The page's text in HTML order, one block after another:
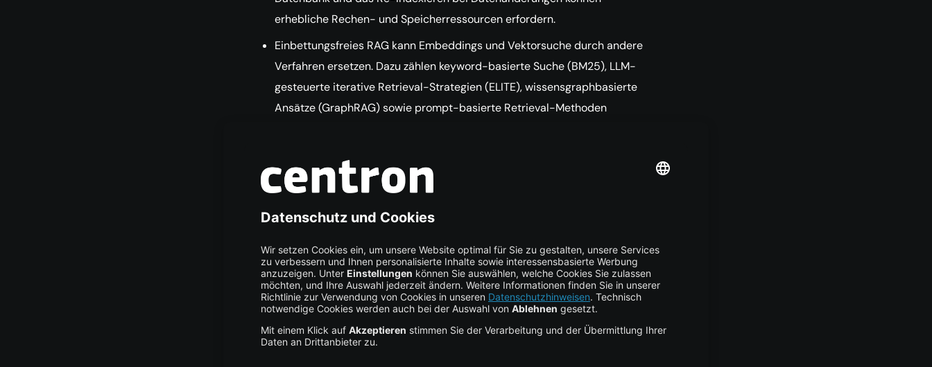
erhebliche Rechen- und Speicherressourcen erfordern.
Einbettungsfreies RAG kann Embeddings und Vektorsuche durch andere
Verfahren ersetzen. Dazu zählen keyword-basierte Suche (BM25), LLM-
gesteuerte iterative Retrieval-Strategien (ELITE), wissensgraphbasierte
Ansätze (GraphRAG) sowie prompt-basierte Retrieval-Methoden
verringern, Speicherbedarf senken und sich besser an spezielle Domänen
anpassen. Das ist besonders relevant für Felder wie Gesundheitswesen,
Recht und Finanzen sowie für Anwendungsfälle, in denen Transparenz
Klassisches RAG und Vektor-
Datenbanken